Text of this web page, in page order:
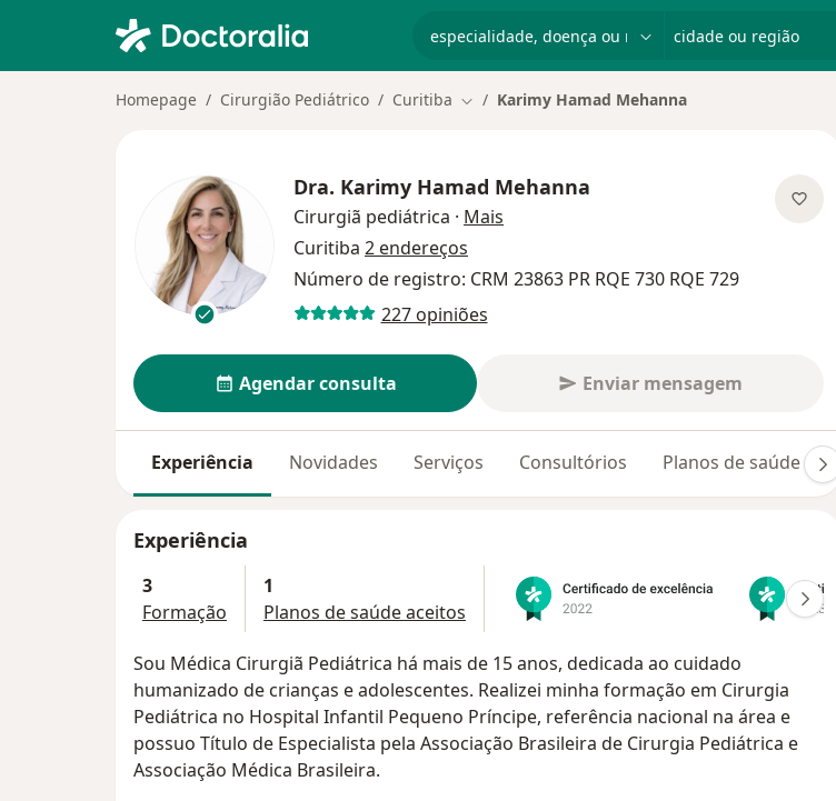
Homepage Cirurgião Pediátrico Curitiba Mudar de cidade
Karimy Hamad Mehanna
Dra. Karimy Hamad Mehanna
Cirurgiã pediátrica · Mais
Curitiba 2 endereços
Número de registro: CRM 23863 PR RQE 730 RQE 729
227 opiniões
Agendar consulta Enviar mensagem
Experiência Novidades Serviços Consultórios Planos de saúde
Experiência
3
Formação
1
Planos de saúde aceitos
Sou Médica Cirurgiã Pediátrica há mais de 15 anos, dedicada ao cuidado
humanizado de crianças e adolescentes. Realizei minha formação em Cirurgia
Pediátrica no Hospital Infantil Pequeno Príncipe, referência nacional na área e
possuo Título de Especialista pela Associação Brasileira de Cirurgia Pediátrica e
Associação Médica Brasileira.